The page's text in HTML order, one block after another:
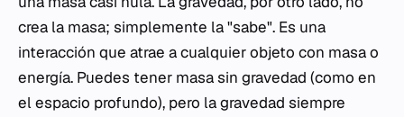
crea la masa; simplemente la "sabe". Es una
interacción que atrae a cualquier objeto con masa o
energía. Puedes tener masa sin gravedad (como en
el espacio profundo), pero la gravedad siempre